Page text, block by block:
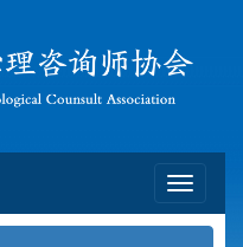
Toggle